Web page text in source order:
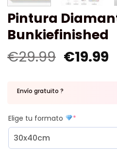
Pintura
Bunkiefinished
€29.99 €19.99
Envío gratuito ?
Elige tu formato *